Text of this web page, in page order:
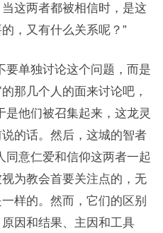
这两者都被相信时，是这
，又有什么关系呢？”
要单独讨论这个问题，而是
那几个人的面来讨论吧，
是他们被召集起来，这龙灵
的话。然后，这城的智者
同意仁爱和信仰这两者一起
为教会首要关注点的，无
样的。然而，它们的区别
因和结果、主因和工具